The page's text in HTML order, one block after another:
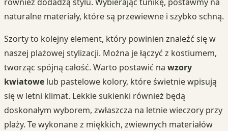
naturalne materiały, które są przewiewne i szybko schną.
Szorty to kolejny element, który powinien znaleźć się w
naszej plażowej stylizacji. Można je łączyć z kostiumem,
tworząc spójną całość. Warto postawić na wzory
kwiatowe lub pastelowe kolory, które świetnie wpisują
się w letni klimat. Lekkie sukienki również będą
doskonałym wyborem, zwłaszcza na letnie wieczory przy
plaży. Te wykonane z miękkich, zwiewnych materiałów